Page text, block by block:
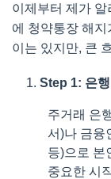
이제부터 제가
에 청약통장 해
이는 있지만, 큰
Step 1: 은
주거래 은
서)나 금융
등)으로 본
중요한 시